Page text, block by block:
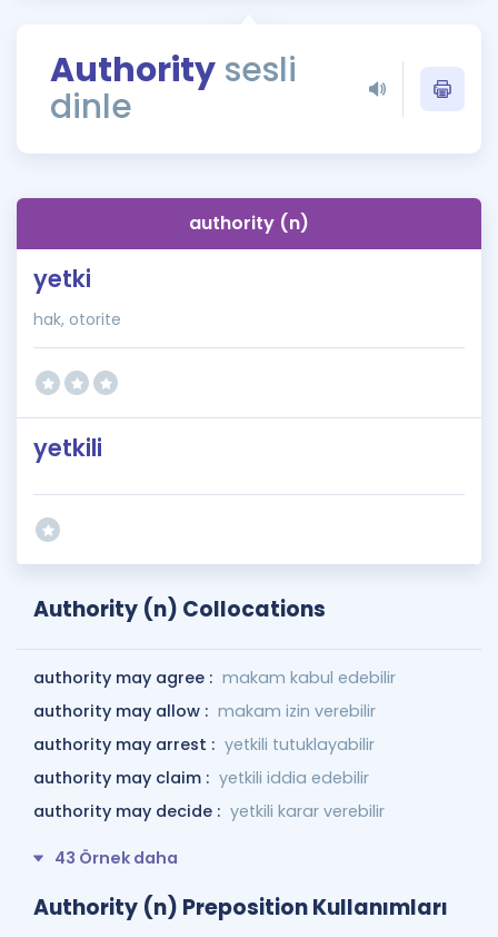
Rehberlik Aracı
ÖSYM Sınav Takvimi
İngilizce Gramer
Authority sesli
dinle
authority (n)
yetki
hak, otorite
yetkili
Authority (n) Collocations
authority may agree : makam kabul edebilir
authority may allow : makam izin verebilir
authority may arrest : yetkili tutuklayabilir
authority may claim : yetkili iddia edebilir
authority may decide : yetkili karar verebilir
43 Örnek daha
Authority (n) Preposition Kullanımları